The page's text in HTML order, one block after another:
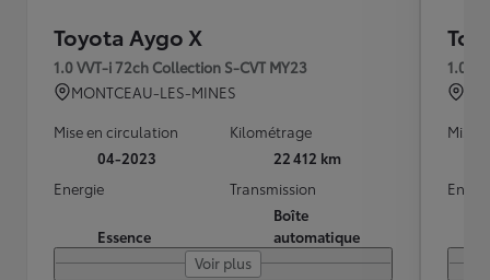
Toyota Aygo X
1.0 VVT-i 72ch Collection S-CVT MY23
MONTCEAU-LES-MINES
Mise en circulation
04-2023
Kilométrage
22 412 km
Energie
Essence
Transmission
Boîte
automatique
Voir plus
1.0
Mise